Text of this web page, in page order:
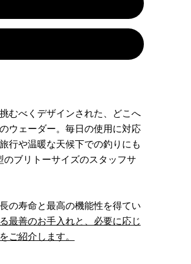
むべくデザインされた、どこへ
ウェーダー。毎日の使用に対応
行や温暖な天候下での釣りにも
ブリトーサイズのスタッフサ
の寿命と最高の機能性を得てい
最善のお手入れと、必要に応じ
ご紹介します。